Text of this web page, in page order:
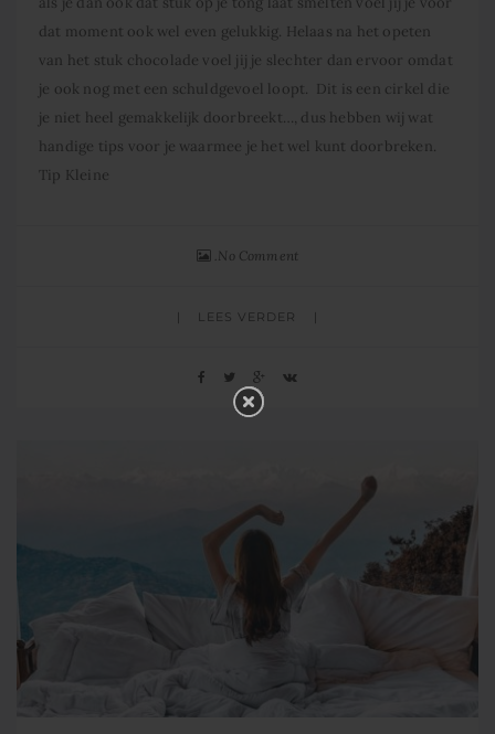
dat moment ook wel even gelukkig. Helaas na het opeten
van het stuk chocolade voel jij je slechter dan ervoor omdat
je ook nog met een schuldgevoel loopt. Dit is een cirkel die
je niet heel gemakkelijk doorbreekt…, dus hebben wij wat
handige tips voor je waarmee je het wel kunt doorbreken.
Tip Kleine
No Comment
LEES VERDER